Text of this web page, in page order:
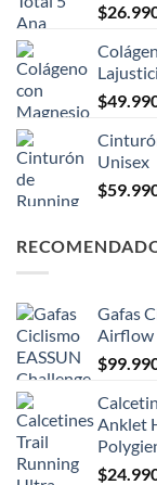
$
$
Unisex
$
Gafas
Airflow
$
Anklet
$